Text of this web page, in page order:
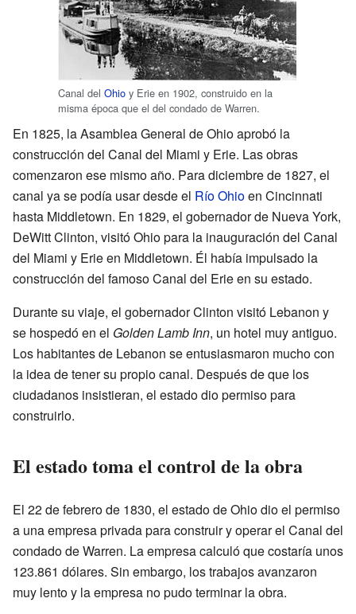
Canal del Ohio y Erie en 1902, construido en la
misma época que el del condado de Warren.
En 1825, la Asamblea General de Ohio aprobó la
construcción del Canal del Miami y Erie. Las obras
comenzaron ese mismo año. Para diciembre de 1827, el
canal ya se podía usar desde el Río Ohioen Cincinnati
hasta Middletown. En 1829, el gobernador de Nueva York,
DeWitt Clinton, visitó Ohio para la inauguración del Canal
del Miami y Erie en Middletown. Él había impulsado la
construcción del famoso Canal del Erie en su estado.
Durante su viaje, el gobernador Clinton visitó Lebanon y
se hospedó en el Golden Lamb Inn, un hotel muy antiguo.
Los habitantes de Lebanon se entusiasmaron mucho con
la idea de tener su propio canal. Después de que los
ciudadanos insistieran, el estado dio permiso para
construirlo.
El estado toma el control de la obra
El 22 de febrero de 1830, el estado de Ohio dio el permiso
a una empresa privada para construir y operar el Canal del
condado de Warren. La empresa calculó que costaría unos
123.861 dólares. Sin embargo, los trabajos avanzaron
muy lento y la empresa no pudo terminar la obra.